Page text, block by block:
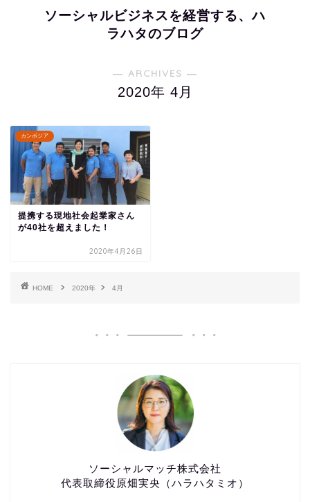
ソーシャルビジネスを経営する、ハ
ラハタのブログ
― ARCHIVES ―
2020年 4月
カンボジア
提携する現地社会起業家さん
が40社を超えました！
2020年4月26日
HOME 2020年 4月
ソーシャルマッチ株式会社
代表取締役原畑実央（ハラハタミオ）